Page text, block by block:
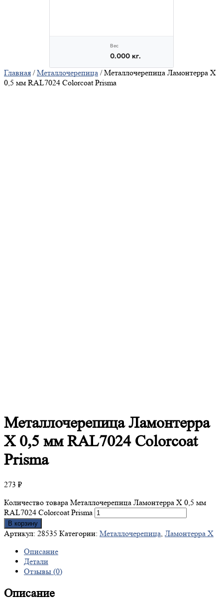
Главная /Металлочерепица / Металлочерепица Ламонтерра X
0,5 мм RAL7024 Colorcoat Prisma
МеталлочерепицаЛамонтерра
X 0,5 мм RAL7024 Colorcoat
Prisma
273 ₽
Количество товара Металлочерепица Ламонтерра X 0,5 мм
RAL7024 Colorcoat Prisma
В корзину
Артикул: 28535 Категории: Металлочерепица, Ламонтерра X
Описание
Детали
Отзывы (0)
Описание